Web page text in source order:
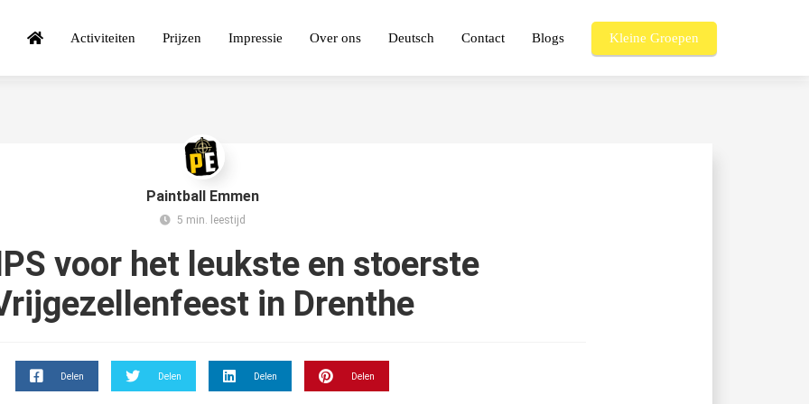
Activiteiten Prijzen Impressie Over ons Deutsch Contact Blogs Kleine Groepen
Paintball Emmen
5 min. leestijd
voor het leukste en stoerste
in Drenthe
Delen Delen Delen Delen